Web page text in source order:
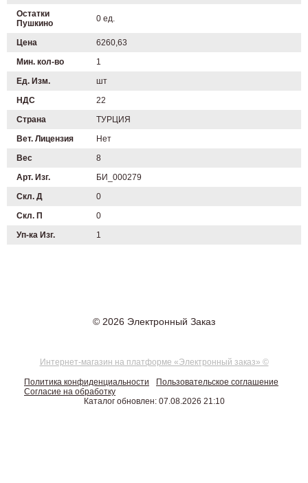
Остатки
Пушкино
0 ед.
Цена
6260,63
Мин. кол-во
1
Ед. Изм.
шт
НДС
22
Страна
ТУРЦИЯ
Вет. Лицензия
Нет
Вес
8
Арт. Изг.
БИ_000279
Скл. Д
0
Скл. П
0
Уп-ка Изг.
1
© 2026 Электронный Заказ
Интернет-магазин на платформе «Электронный заказ» ©
Политика конфиденциальности
Пользовательское соглашение
Согласие на обработку
Каталог обновлен: 07.08.2026 21:10